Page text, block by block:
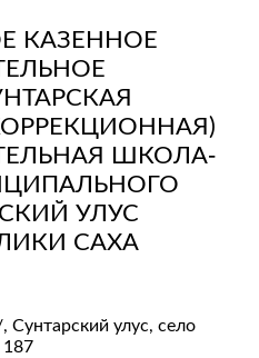
КАЗЕННОЕ
ШКОЛА-
УЛУС
САХА
улус, село
187